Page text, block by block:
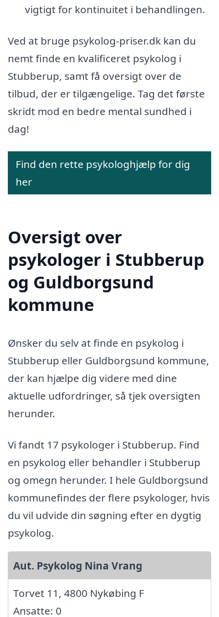
vigtigt for kontinuitet i behandlingen.
Ved at bruge psykolog-priser.dk kan du
nemt finde en kvalificeret psykolog i
Stubberup, samt få oversigt over de
tilbud, der er tilgængelige. Tag det første
skridt mod en bedre mental sundhed i
dag!
Find den rette psykologhjælp for dig
her
Oversigt over
psykologer i Stubberup
og Guldborgsund
kommune
Ønsker du selv at finde en psykolog i
Stubberup eller Guldborgsund kommune,
der kan hjælpe dig videre med dine
aktuelle udfordringer, så tjek oversigten
herunder.
Vi fandt 17 psykologer i Stubberup. Find
en psykolog eller behandler i Stubberup
og omegn herunder. I hele Guldborgsund
kommunefindes der flere psykologer, hvis
du vil udvide din søgning efter en dygtig
psykolog.
Aut. Psykolog Nina Vrang
Torvet 11, 4800 Nykøbing F
Ansatte: 0